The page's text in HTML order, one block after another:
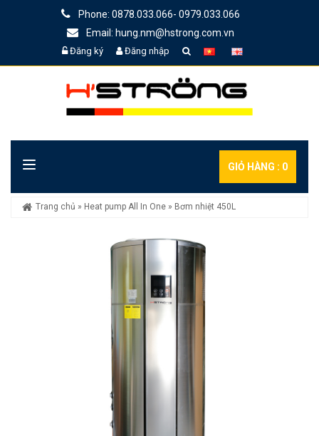
Phone: 0878.033.066- 0979.033.066
Email: hung.nm@hstrong.com.vn
Đăng ký Đăng nhập
GIỎ HÀNG : 0
Trang chủ » Heat pump All In One » Bơm nhiệt 450L